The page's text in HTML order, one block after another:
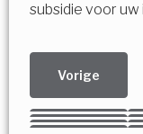
subsidie voor uw
Vorige
Kies uw